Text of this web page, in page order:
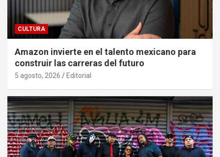
CULTURA
Amazon invierte en el talento mexicano para
construir las carreras del futuro
5 agosto, 2026 Editorial